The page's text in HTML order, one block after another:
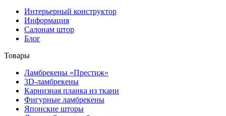
Интерьерный конструктор
Информация
Салонам штор
Блог
Товары
Ламбрекены «Престиж»
3D-ламбрекены
Карнизная планка из ткани
Фигурные ламбрекены
Японские шторы